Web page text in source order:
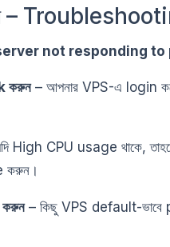
–
not responding to
করুন– আপনার VPS-এ login
High CPU usage থাকে,
করুন।
করুন– কিছু VPS default-ভাবে